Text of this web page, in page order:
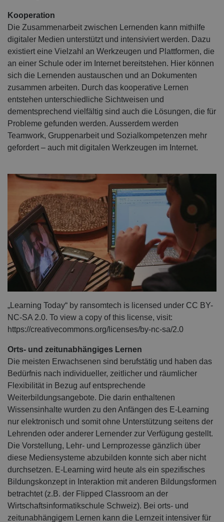
Kooperation
Die Zusammenarbeit zwischen Lernenden kann mithilfe
digitaler Medien unterstützt und intensiviert werden. Dazu
existiert eine Vielzahl an Werkzeugen und Plattformen, die
an einer Schule oder im Internet bereitstehen. Hier können
sich die Lernenden austauschen und an Dokumenten
zusammen arbeiten. Durch das kooperative Lernen
entstehen unterschiedliche Sichtweisen und
dementsprechend vielfältig sind auch die Lösungen, die für
Probleme gefunden werden. Ausserdem werden
Teamwork, Gruppenarbeit und Sozialkompetenzen mehr
gefordert – auch mit digitalen Werkzeugen im Internet.
„Learning Today“ by ransomtech is licensed under CC BY-
NC-SA 2.0. To view a copy of this license, visit:
https://creativecommons.org/licenses/by-nc-sa/2.0
Orts- und zeitunabhängiges Lernen
Die meisten Erwachsenen sind berufstätig und haben das
Bedürfnis nach individueller, zeitlicher und räumlicher
Flexibilität in Bezug auf entsprechende
Weiterbildungsangebote. Die darin enthaltenen
Wissensinhalte wurden zu den Anfängen des E-Learning
nur elektronisch und somit ohne Unterstützung seitens der
Lehrenden oder anderer Lernender zur Verfügung gestellt.
Die Vorstellung, Lehr- und Lernprozesse gänzlich über
diese Mediensysteme abzubilden konnte sich aber nicht
durchsetzen. E-Learning wird heute als ein spezifisches
Bildungskonzept in Interaktion mit anderen Bildungsformen
betrachtet (z.B. der Flipped Classroom an der
Wirtschaftsinformatikschule Schweiz). Bei orts- und
zeitunabhängigem Lernen kann die Lernzeit intensiver für